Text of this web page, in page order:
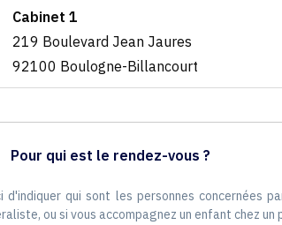
Cabinet 1
219 Boulevard Jean Jaures
92100 Boulogne-Billancourt
Pour qui est le rendez-vous ?
d'indiquer qui sont les personnes concernées
ou si vous accompagnez un enfant chez